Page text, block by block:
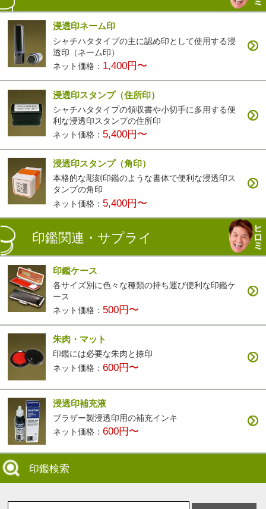
浸透印ネーム印
シャチハタタイプの主に認め印として使用する浸
透印（ネーム印）
ネット価格： 1,400円〜
浸透印スタンプ（住所印）
シャチハタタイプの領収書や小切手に多用する便
利な浸透印スタンプの住所印
ネット価格： 5,400円〜
浸透印スタンプ（角印）
本格的な彫刻印鑑のような書体で便利な浸透印ス
タンプの角印
ネット価格： 5,400円〜
印鑑関連・サプライ
印鑑ケース
各サイズ別に色々な種類の持ち運び便利な印鑑ケ
ース
ネット価格： 500円〜
朱肉・マット
印鑑には必要な朱肉と捺印
ネット価格：600円〜
浸透印補充液
ブラザー製浸透印用の補充インキ
ネット価格：600円〜
印鑑検索